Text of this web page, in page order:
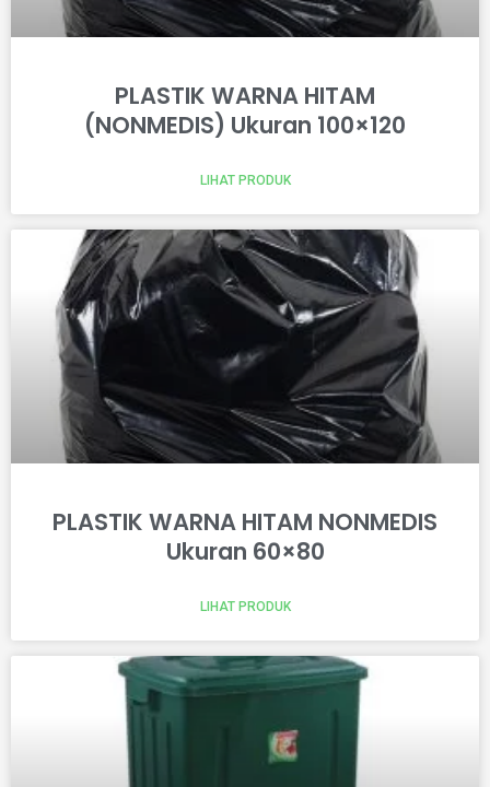
PLASTIK WARNA HITAM
(NONMEDIS) Ukuran 100×120
LIHAT PRODUK
PLASTIK WARNA HITAM NONMEDIS
Ukuran 60×80
LIHAT PRODUK